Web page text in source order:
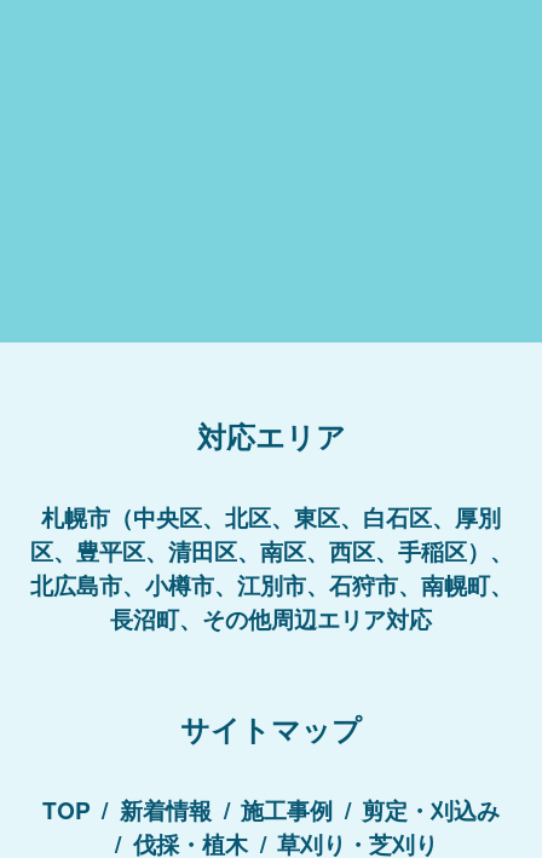
対応エリア
札幌市（中央区、北区、東区、白石区、厚別
区、豊平区、清田区、南区、西区、手稲区）、
北広島市、小樽市、江別市、石狩市、南幌町、
長沼町、その他周辺エリア対応
サイトマップ
TOP 新着情報 施工事例
剪定・刈込み
伐採・植木
草刈り・芝刈り